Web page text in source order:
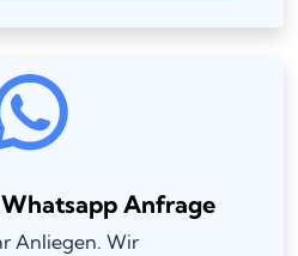
Whatsapp Anfrage
Anliegen. Wir